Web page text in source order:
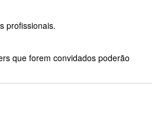
profissionais.
que forem convidados poderão